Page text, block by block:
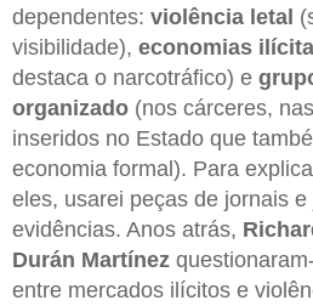
dependentes: violência letal
visibilidade), economias
destaca o narcotráfico) e
organizado (nos cárceres,
inseridos no Estado que
economia formal). Para
eles, usarei peças de jornais
evidências. Anos atrás,
Durán Martínez
entre mercados ilícitos e